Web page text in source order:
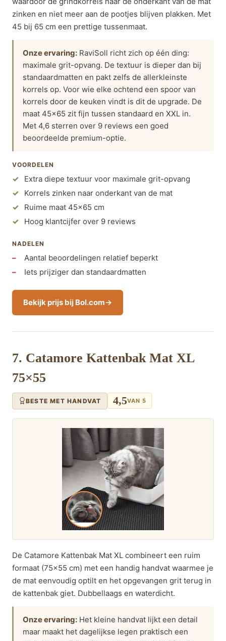
zinken en niet meer aan de pootjes blijven plakken. Met
45 bij 65 cm een prettige tussenmaat.
Onze ervaring: RaviSoll richt zich op één ding:
maximale grit-opvang. De textuur is dieper dan bij
standaardmatten en pakt zelfs de allerkleinste
korrels op. Voor wie elke ochtend een spoor van
korrels door de keuken vindt is dit de upgrade. De
maat 45×65 zit fijn tussen standaard en XXL in.
Met 4,6 sterren over 9 reviews een goed
beoordeelde premium-optie.
VOORDELEN
Extra diepe textuur voor maximale grit-opvang
Korrels zinken naar onderkant van de mat
Ruime maat 45×65 cm
Hoog klantcijfer over 9 reviews
NADELEN
Aantal beoordelingen relatief beperkt
Iets prijziger dan standaardmatten
Bekijk prijs bij Bol.com
7. Catamore Kattenbak Mat XL
75×55
BESTE MET HANDVAT 4,5VAN 5
De Catamore Kattenbak Mat XL combineert een ruim
formaat (75×55 cm) met een handig handvat waarmee je
de mat eenvoudig optilt en het opgevangen grit terug in
de kattenbak giet. Dubbellaags en waterdicht.
Onze ervaring: Het kleine handvat lijkt een detail
maar maakt het dagelijkse legen praktisch een